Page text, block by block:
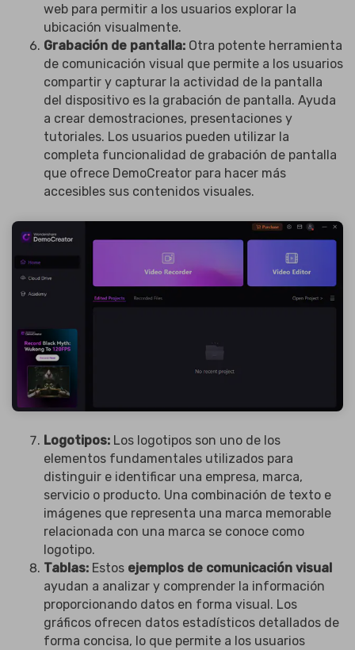
web para permitir a los usuarios explorar la
ubicación visualmente.
Grabación de pantalla: Otra potente herramienta
de comunicación visual que permite a los usuarios
compartir y capturar la actividad de la pantalla
del dispositivo es la grabación de pantalla. Ayuda
a crear demostraciones, presentaciones y
tutoriales. Los usuarios pueden utilizar la
completa funcionalidad de grabación de pantalla
que ofrece DemoCreator para hacer más
accesibles sus contenidos visuales.
Logotipos: Los logotipos son uno de los
elementos fundamentales utilizados para
distinguir e identificar una empresa, marca,
servicio o producto. Una combinación de texto e
imágenes que representa una marca memorable
relacionada con una marca se conoce como
logotipo.
Tablas: Estos ejemplos de comunicación visual
ayudan a analizar y comprender la información
proporcionando datos en forma visual. Los
gráficos ofrecen datos estadísticos detallados de
forma concisa, lo que permite a los usuarios